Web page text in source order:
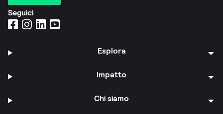
Seguici
Esplora
Impatto
Chi siamo